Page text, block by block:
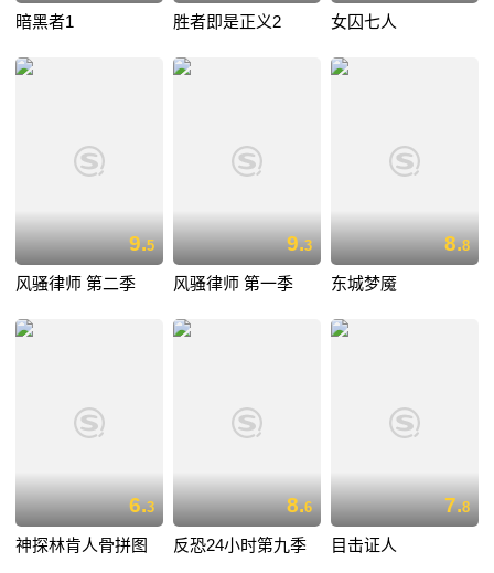
暗黑者1 胜者即是正义2 女囚七人
9.5
风骚律师 第二季
9.3
风骚律师 第一季
8.8
东城梦魇
6.3
神探林肯人骨拼图
8.6
反恐24小时第九季
7.8
目击证人